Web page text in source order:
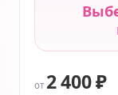
от 2 400 ₽